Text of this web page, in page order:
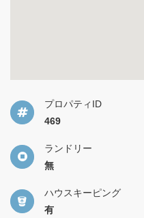
プロパティID
469
ランドリー
無
ハウスキーピング
有